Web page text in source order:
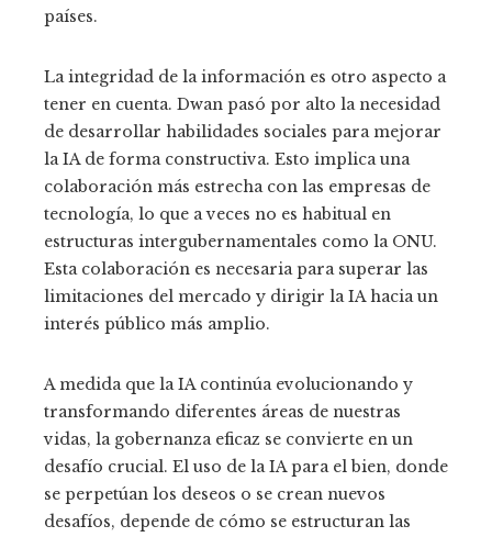
países.
La integridad de la información es otro aspecto a
tener en cuenta. Dwan pasó por alto la necesidad
de desarrollar habilidades sociales para mejorar
la IA de forma constructiva. Esto implica una
colaboración más estrecha con las empresas de
tecnología, lo que a veces no es habitual en
estructuras intergubernamentales como la ONU.
Esta colaboración es necesaria para superar las
limitaciones del mercado y dirigir la IA hacia un
interés público más amplio.
A medida que la IA continúa evolucionando y
transformando diferentes áreas de nuestras
vidas, la gobernanza eficaz se convierte en un
desafío crucial. El uso de la IA para el bien, donde
se perpetúan los deseos o se crean nuevos
desafíos, depende de cómo se estructuran las